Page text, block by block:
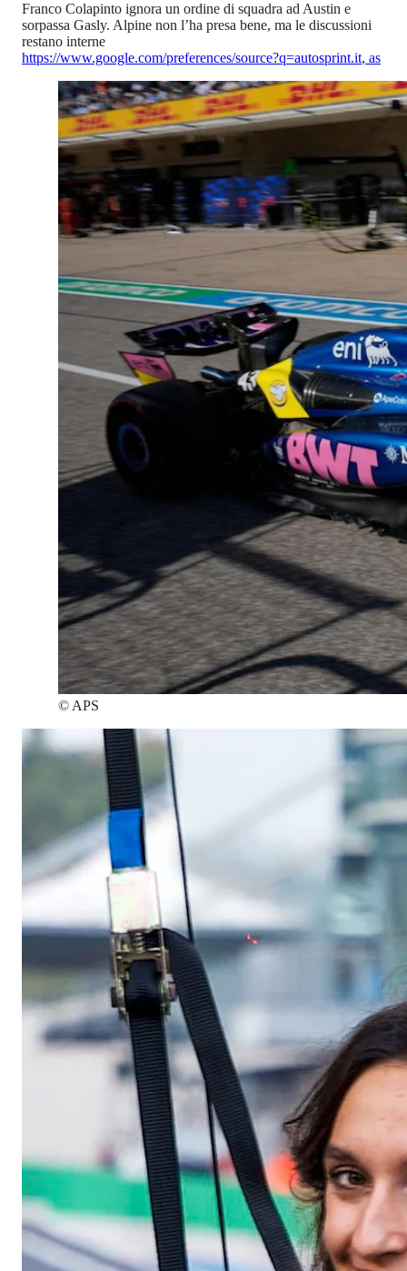
Franco Colapinto ignora un ordine di squadra ad Austin e
sorpassa Gasly. Alpine non l’ha presa bene, ma le discussioni
restano interne
https://www.google.com/preferences/source?q=autosprint.it, as
© APS